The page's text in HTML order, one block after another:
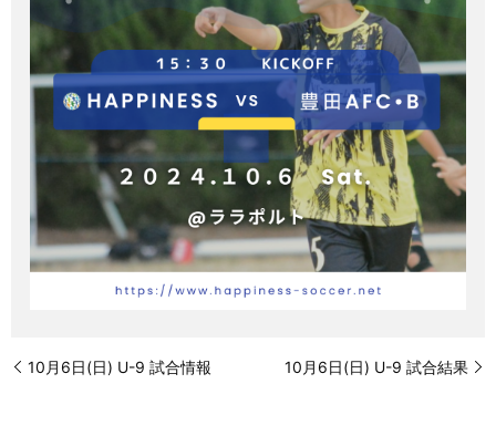
10月6日(日) U-9 試合情報 10月6日(日) U-9 試合結果